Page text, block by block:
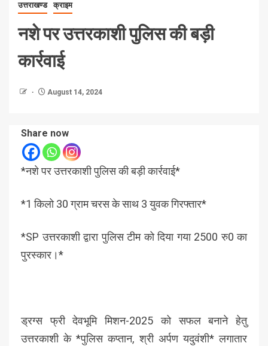
उत्तराखण्ड क्राइम
नशे पर उत्तरकाशी पुलिस की बड़ी
कार्रवाई
August 14, 2024
Share now
*नशे पर उत्तरकाशी पुलिस की बड़ी कार्रवाई*
*1 किलो 30 ग्राम चरस के साथ 3 युवक गिरफ्तार*
*SP उत्तरकाशी द्वारा पुलिस टीम को दिया गया 2500 रु0 का
पुरस्कार।*
ड्रग्स फ्री देवभूमि मिशन-2025 को सफल बनाने हेतु
उत्तरकाशी के *पुलिस कप्तान, श्री अर्पण यदुवंशी* लगातार